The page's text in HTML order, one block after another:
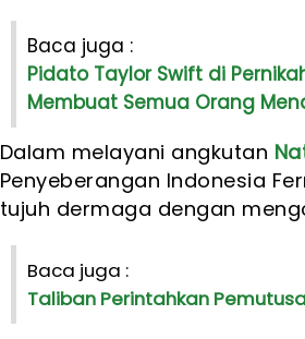
Baca juga :
Pidato Taylor Swift di
Membuat Semua Orang
Dalam melayani angkutan
Penyeberangan Indonesia
tujuh dermaga dengan
Baca juga :
Taliban Perintahkan